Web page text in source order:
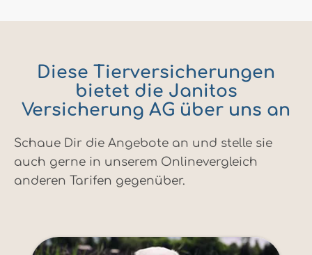
Diese Tierversicherungen
bietet die Janitos
Versicherung AG über uns an
Schaue Dir die Angebote an und stelle sie
auch gerne in unserem Onlinevergleich
anderen Tarifen gegenüber.